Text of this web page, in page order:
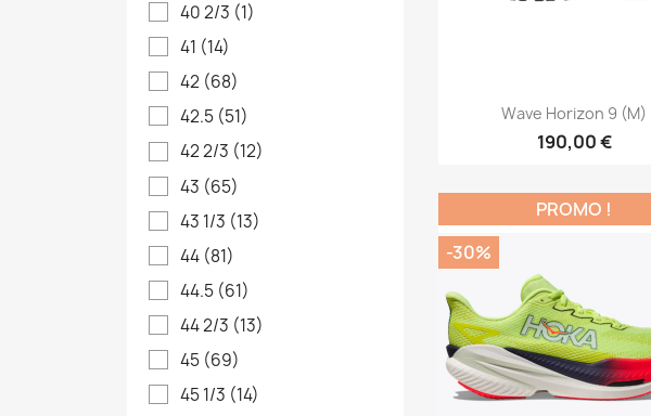
40 2/3 (1)
41 (14)
42 (68)
42.5 (51)
42 2/3 (12)
43 (65)
43 1/3 (13)
44 (81)
44.5 (61)
44 2/3 (13)
45 (69)
45 1/3 (14)
Aperçu rapide
Wave Horizon 9 (M)
190,00 €
PROMO !
-30%